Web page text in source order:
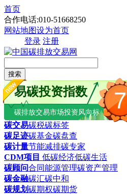
首页
合作电话:010-51668250
网站地图设为首页
登录 注册
搜索
7
易碳投资指数
碳排放交易市场投资风向标
碳交易碳税碳标签
碳足迹碳基金碳盘查
碳计量节能减排碳专家
CDM项目 低碳经济低碳生活
碳顾问合同能源管理碳资产管理
碳金融碳汇碳中和
碳规划碳期权碳期货